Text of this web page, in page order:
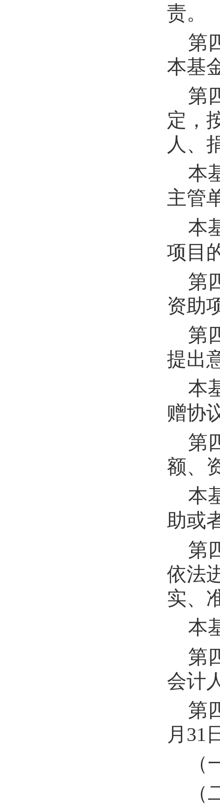
责。
第
本基
第
定，
人、
本
主管
本
项目
第
资助
第
提出
本
赠协
第
额、
本
助或
第
依法
实、
本
第
会计
第
月 31